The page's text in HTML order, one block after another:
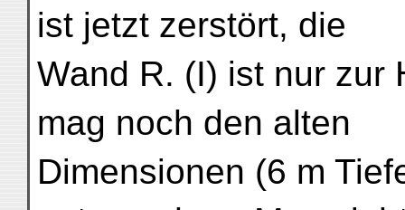
ist jetzt zerstört, die
Wand R. (I) ist nur zur
mag noch den alten
Dimensionen (6 m